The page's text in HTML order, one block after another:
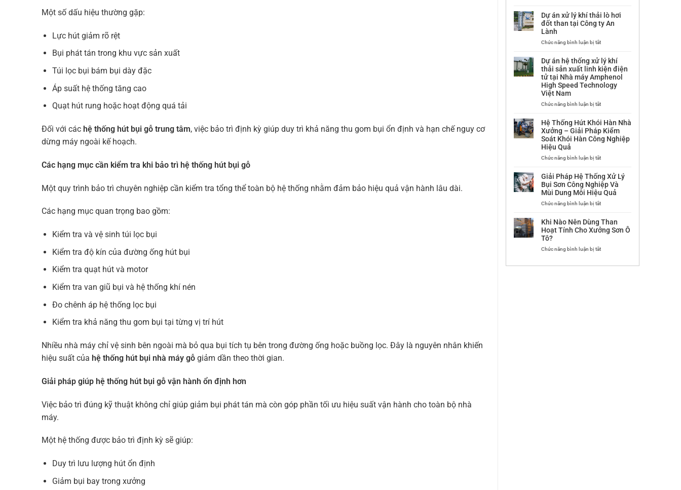
Một số dấu hiệu thường gặp:
Lực hút giảm rõ rệt
Bụi phát tán trong khu vực sản xuất
Túi lọc bụi bám bụi dày đặc
Áp suất hệ thống tăng cao
Quạt hút rung hoặc hoạt động quá tải
Đối với các hệ thống hút bụi gỗ trung tâm, việc bảo trì định kỳ giúp duy trì khả năng thu gom bụi ổn định và hạn chế nguy cơ
dừng máy ngoài kế hoạch.
Các hạng mục cần kiểm tra khi bảo trì hệ thống hút bụi gỗ
Một quy trình bảo trì chuyên nghiệp cần kiểm tra tổng thể toàn bộ hệ thống nhằm đảm bảo hiệu quả vận hành lâu dài.
Các hạng mục quan trọng bao gồm:
Kiểm tra và vệ sinh túi lọc bụi
Kiểm tra độ kín của đường ống hút bụi
Kiểm tra quạt hút và motor
Kiểm tra van giũ bụi và hệ thống khí nén
Đo chênh áp hệ thống lọc bụi
Kiểm tra khả năng thu gom bụi tại từng vị trí hút
Nhiều nhà máy chỉ vệ sinh bên ngoài mà bỏ qua bụi tích tụ bên trong đường ống hoặc buồng lọc. Đây là nguyên nhân khiến
hiệu suất của hệ thống hút bụi nhà máy gỗ giảm dần theo thời gian.
Giải pháp giúp hệ thống hút bụi gỗ vận hành ổn định hơn
Việc bảo trì đúng kỹ thuật không chỉ giúp giảm bụi phát tán mà còn góp phần tối ưu hiệu suất vận hành cho toàn bộ nhà
máy.
Một hệ thống được bảo trì định kỳ sẽ giúp:
Duy trì lưu lượng hút ổn định
Giảm bụi bay trong xưởng
CP
CHẾ
BIẾN
SẢN
NGHIỆP
MIỀN
BẮC
Sao
Không
Nên
Chung
Hệ
Xử
Lý?
án
hệ
thống
bụi
trung
tâm
tại
Công
ty
Door
Dự án xử lý khí thải lò hơi
đốt than tại Công ty An
Lành
Chức năng bình luận bị tắtở
án
xử
lý
khí
thải
hơi
tại
Công
ty
Dự án hệ thống xử lý khí
thải sản xuất linh kiện điện
tử tại Nhà máy Amphenol
High Speed Technology
Việt Nam
Chức năng bình luận bị tắtở
án
hệ
thống
xử
khí
xuất
linh
kiện
điện
Nhà
máy
High
Hệ Thống Hút Khói Hàn Nhà
Xưởng – Giải Pháp Kiểm
Soát Khói Hàn Công Nghiệp
Hiệu Quả
Chức năng bình luận bị tắtở
Thống
Hút
Khói
Hàn
Nhà
Giải
Pháp
Soát
Giải Pháp Hệ Thống Xử Lý
Bụi Sơn Công Nghiệp Và
Mùi Dung Môi Hiệu Quả
Chức năng bình luận bị tắtở
Pháp
Hệ
Thống
Lý
Khi Nào Nên Dùng Than
Hoạt Tính Cho Xưởng Sơn Ô
Tô?
Chức năng bình luận bị tắtở